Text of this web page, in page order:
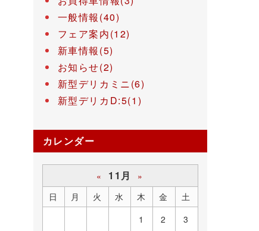
一般情報(40)
フェア案内(12)
新車情報(5)
お知らせ(2)
新型デリカミニ(6)
新型デリカD:5(1)
カレンダー
« 11月
»
日
月 火 水 木 金
土
1
2 3